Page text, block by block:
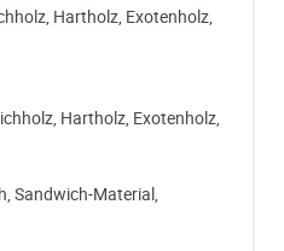
Hartholz, Exotenholz,
Hartholz, Exotenholz,
Sandwich-Material,